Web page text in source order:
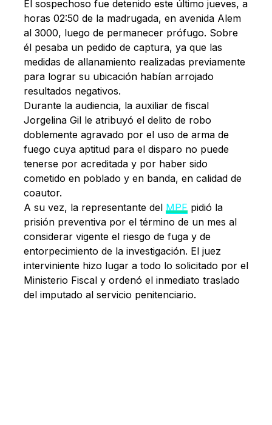
El sospechoso fue detenido este último jueves, a
horas 02:50 de la madrugada, en avenida Alem
al 3000, luego de permanecer prófugo. Sobre
él pesaba un pedido de captura, ya que las
medidas de allanamiento realizadas previamente
para lograr su ubicación habían arrojado
resultados negativos.
Durante la audiencia, la auxiliar de fiscal
Jorgelina Gil le atribuyó el delito de robo
doblemente agravado por el uso de arma de
fuego cuya aptitud para el disparo no puede
tenerse por acreditada y por haber sido
cometido en poblado y en banda, en calidad de
coautor.
A su vez, la representante del MPF pidió la
prisión preventiva por el término de un mes al
considerar vigente el riesgo de fuga y de
entorpecimiento de la investigación. El juez
interviniente hizo lugar a todo lo solicitado por el
Ministerio Fiscal y ordenó el inmediato traslado
del imputado al servicio penitenciario.